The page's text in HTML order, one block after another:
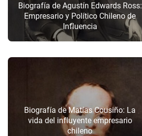
Biografía de Agustín Edwards Ross:
Empresario y Político Chileno de
Influencia
Biografía de Matías Cousiño: La
vida del influyente empresario
chileno